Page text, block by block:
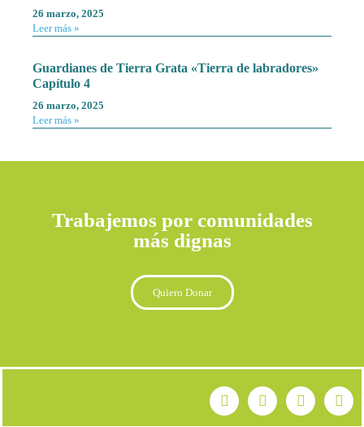
26 marzo, 2025
Leer más »
Guardianes de Tierra Grata «Tierra de labradores»
Capítulo 4
26 marzo, 2025
Leer más »
Trabajemos por comunidades
más dignas
Quiero Donar